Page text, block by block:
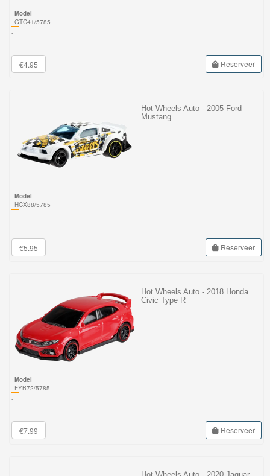
Model
GTC41/5785
-
€4.95 Reserveer
Hot Wheels Auto - 2005 Ford
Mustang
Model
HCX88/5785
-
€5.95 Reserveer
Hot Wheels Auto - 2018 Honda
Civic Type R
Model
FYB72/5785
-
€7.99 Reserveer